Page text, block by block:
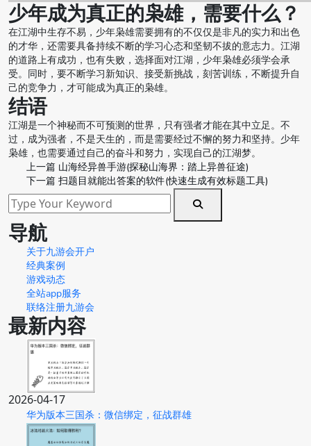
少年成为真正的枭雄，需要什么？
在江湖中生存不易，少年枭雄需要拥有的不仅仅是非凡的实力和出色
的才华，还需要具备持续不断的学习心态和坚韧不拔的意志力。江湖
的道路上有成功，也有失败，选择面对江湖，少年枭雄必须学会承
受。同时，要不断学习新知识、接受新挑战，刻苦训练，不断提升自
己的竞争力，才可能成为真正的枭雄。
结语
江湖是一个神秘而不可预测的世界，只有强者才能在其中立足。不
过，成为强者，不是天生的，而是需要经过不懈的努力和坚持。少年
枭雄，也需要通过自己的奋斗和努力，实现自己的江湖梦。
上一篇 山海经异兽手游(探秘山海界：踏上异兽征途)
下一篇 扫题目就能出答案的软件(快速生成有效标题工具)
导航
关于九游会开户
经典案例
游戏动态
全站app服务
联络注册九游会
最新内容
2026-04-17
华为版本三国杀：微信绑定，征战群雄